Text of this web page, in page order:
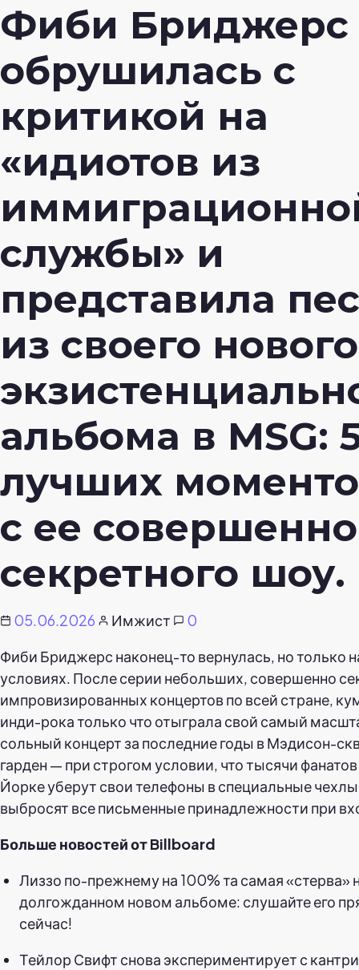
Фиби Бриджерс
обрушилась с
критикой на
«идиотов из
службы» и
представила
из своего нового
альбома в MSG:
лучших
с ее совершенно
секретного шоу.
05.06.2026 Имжист
0
Фиби Бриджерс наконец-то вернулась, но только
условиях. После серии небольших, совершенно
импровизированных концертов по всей стране,
инди-рока только что отыграла свой самый
сольный концерт за последние годы в Мэдисон-
гарден — при строгом условии, что тысячи
Йорке уберут свои телефоны в специальные
выбросят все письменные принадлежности при
Больше новостей от Billboard
Лиззо по-прежнему на 100% та самая «стерва»
долгожданном новом альбоме: слушайте его
сейчас!
Тейлор Свифт снова экспериментирует с